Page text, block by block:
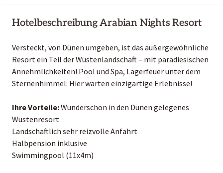
Hotelbeschreibung Arabian Nights Resort
Versteckt, von Dünen umgeben, ist das außergewöhnliche
Resort ein Teil der Wüstenlandschaft – mit paradiesischen
Annehmlichkeiten! Pool und Spa, Lagerfeuer unter dem
Sternenhimmel: Hier warten einzigartige Erlebnisse!
Ihre Vorteile:Wunderschön in den Dünen gelegenes
Wüstenresort
Landschaftlich sehr reizvolle Anfahrt
Halbpension inklusive
Swimmingpool (11x4m)